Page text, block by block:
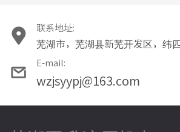
联系地址:
芜湖市，芜湖县新芜开发区，纬
E-mail:
wzjsyypj@163.com